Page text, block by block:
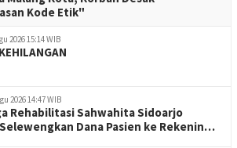
Kode Etik"
2026 15:14 WIB
2026 14:47 WIB
Rehabilitasi Sahwahita Sidoarjo
Dana Pasien ke Rekening